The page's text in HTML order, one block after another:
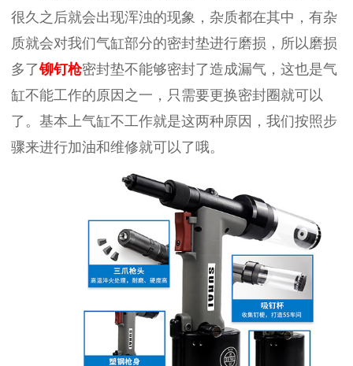
很久之后就会出现浑浊的现象，杂质都在其中，有杂
质就会对我们气缸部分的密封垫进行磨损，所以磨损
多了铆钉枪密封垫不能够密封了造成漏气，这也是气
缸不能工作的原因之一，只需要更换密封圈就可以
了。基本上气缸不工作就是这两种原因，我们按照步
骤来进行加油和维修就可以了哦。